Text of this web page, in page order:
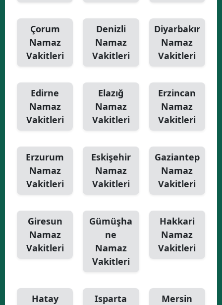
Çorum
Namaz
Vakitleri
Denizli
Namaz
Vakitleri
Diyarbakır
Namaz
Vakitleri
Edirne
Namaz
Vakitleri
Elazığ
Namaz
Vakitleri
Erzincan
Namaz
Vakitleri
Erzurum
Namaz
Vakitleri
Eskişehir
Namaz
Vakitleri
Gaziantep
Namaz
Vakitleri
Giresun
Namaz
Vakitleri
Gümüşha
ne
Namaz
Vakitleri
Hakkari
Namaz
Vakitleri
Hatay
Isparta
Mersin